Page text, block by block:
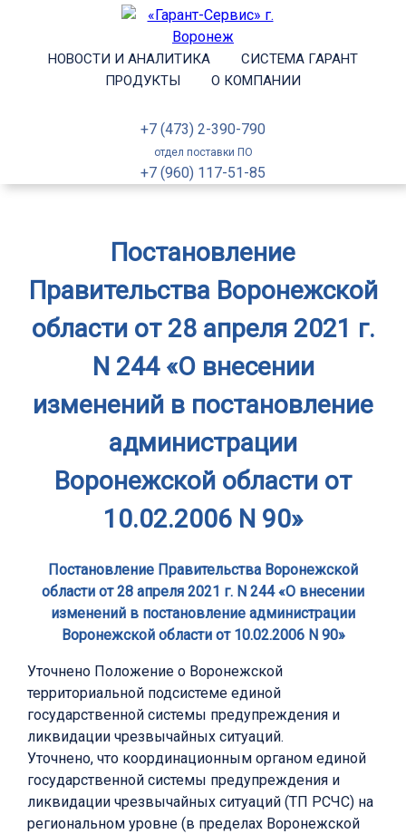
НОВОСТИ И АНАЛИТИКА
СИСТЕМА ГАРАНТ
ПРОДУКТЫ
О КОМПАНИИ
+7 (473) 2-390-790
отдел поставки ПО
+7 (960) 117-51-85
Постановление
Правительства Воронежской
области от 28 апреля 2021 г.
N 244 «О внесении
изменений в постановление
администрации
Воронежской области от
10.02.2006 N 90»
Постановление Правительства Воронежской
области от 28 апреля 2021 г. N 244 «О внесении
изменений в постановление администрации
Воронежской области от 10.02.2006 N 90»
Уточнено Положение о Воронежской
территориальной подсистеме единой
государственной системы предупреждения и
ликвидации чрезвычайных ситуаций.
Уточнено, что координационным органом единой
государственной системы предупреждения и
ликвидации чрезвычайных ситуаций (ТП РСЧС) на
региональном уровне (в пределах Воронежской